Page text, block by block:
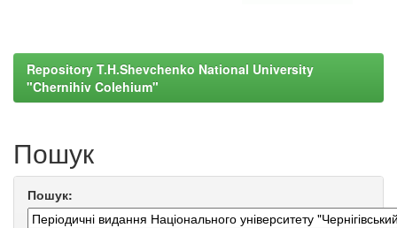
Repository T.H.Shevchenko National University
"Chernihiv Colehium"
Пошук
Пошук: